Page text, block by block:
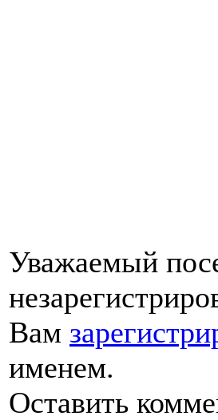
Уважаемый
Вам
именем.
Оставить